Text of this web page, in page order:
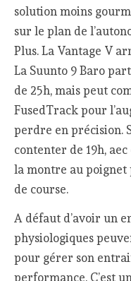
solution moins
sur le plan de
Plus. La Vantage V
La Suunto 9 Baro
de 25h, mais peut
FusedTrack pour
perdre en précision.
contenter de 19h,
la montre au poignet
de course.
A défaut d’avoir un
physiologiques
pour gérer son
performance. C’est